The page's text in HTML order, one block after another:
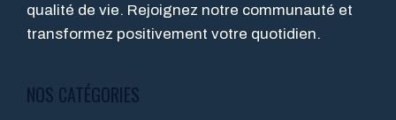
qualité de vie. Rejoignez notre communauté et
transformez positivement votre quotidien.
NOS CATÉGORIES